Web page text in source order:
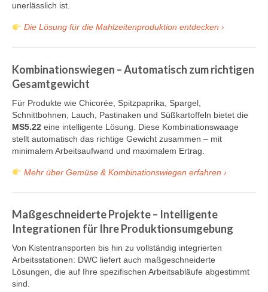
unerlässlich ist.
Die Lösung für die Mahlzeitenproduktion entdecken ›
Kombinationswiegen – Automatisch zum richtigen
Gesamtgewicht
Für Produkte wie Chicorée, Spitzpaprika, Spargel,
Schnittbohnen, Lauch, Pastinaken und Süßkartoffeln bietet die
MS5.22 eine intelligente Lösung. Diese Kombinationswaage
stellt automatisch das richtige Gewicht zusammen – mit
minimalem Arbeitsaufwand und maximalem Ertrag.
Mehr über Gemüse & Kombinationswiegen erfahren ›
Maßgeschneiderte Projekte – Intelligente
Integrationen für Ihre Produktionsumgebung
Von Kistentransporten bis hin zu vollständig integrierten
Arbeitsstationen: DWC liefert auch maßgeschneiderte
Lösungen, die auf Ihre spezifischen Arbeitsabläufe abgestimmt
sind.